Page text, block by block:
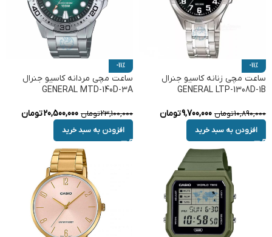
-11%
ساعت مچی زنانه کاسیو جنرال
GENERAL LTP-1308D-1B
10,890,000تومان 9,700,000تومان
افزودن به سبد خرید
-11%
ساعت مچی مردانه کاسیو جنرال
GENERAL MTD-140D-3A
23,100,000تومان 20,500,000تومان
افزودن به سبد خرید